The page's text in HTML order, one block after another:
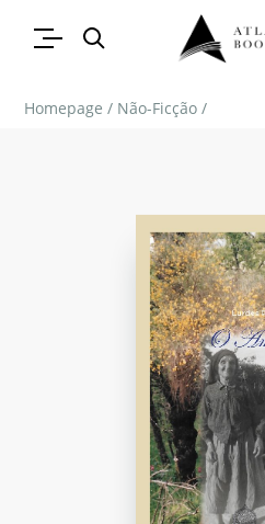
Homepage / Não-Ficção /